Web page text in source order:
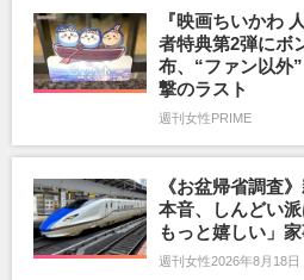
『映画ちいかわ
者特典第2弾にボ
布、“ファン以外
撃のラスト
週刊女性PRIME
《お盆帰省調査
本音、しんどい
もっと嬉しい」
週刊女性2026年8月18日